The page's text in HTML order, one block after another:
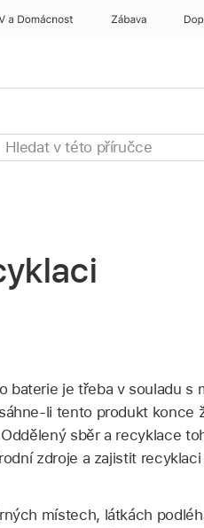
a Domácnost Zábava
baterie je třeba v souladu s
li tento produkt konce
sběr a recyklace
zdroje a zajistit
místech, látkách